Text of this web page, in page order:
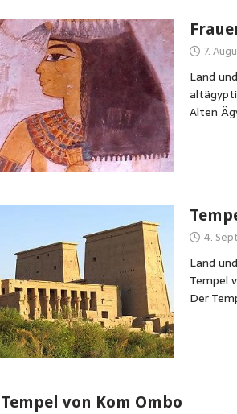
7.
Land
Alten
4.
Land
Tempel
Der
Tempel von Kom Ombo